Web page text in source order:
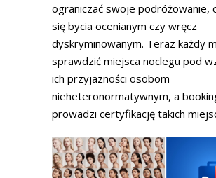
ograniczać swoje podróżowanie,
się bycia ocenianym czy wręcz
dyskryminowanym. Teraz każdy
sprawdzić miejsca noclegu pod
ich przyjazności osobom
nieheteronormatywnym, a
prowadzi certyfikację takich